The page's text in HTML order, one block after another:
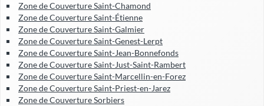
Zone de Couverture Saint-Chamond
Zone de Couverture Saint-Étienne
Zone de Couverture Saint-Galmier
Zone de Couverture Saint-Genest-Lerpt
Zone de Couverture Saint-Jean-Bonnefonds
Zone de Couverture Saint-Just-Saint-Rambert
Zone de Couverture Saint-Marcellin-en-Forez
Zone de Couverture Saint-Priest-en-Jarez
Zone de Couverture Sorbiers